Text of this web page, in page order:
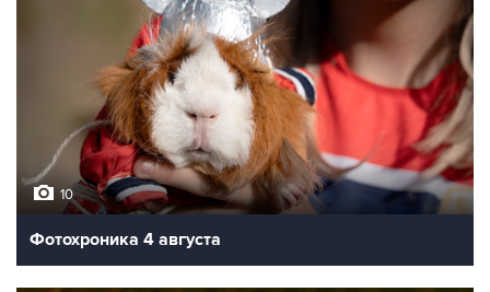
10
Фотохроника 4 августа